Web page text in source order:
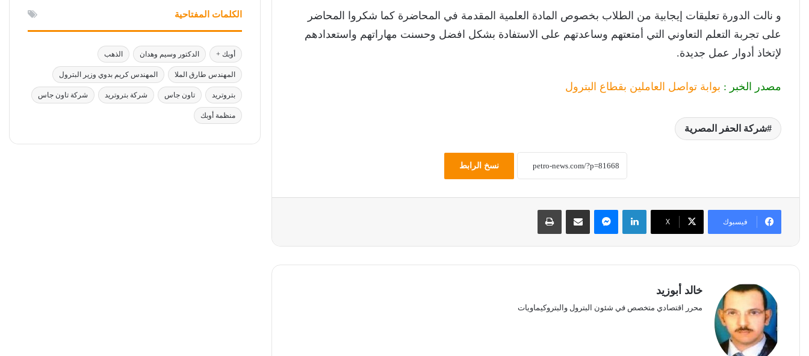
و نالت الدورة تعليقات إيجابية من الطلاب بخصوص المادة العلمية المقدمة في المحاضرة كما شكروا المحاضر
على تجربة التعلم التعاوني التي أمتعتهم وساعدتهم على الاستفادة بشكل افضل وحسنت مهاراتهم واستعدادهم
لإتخاذ أدوار عمل جديدة.
مصدر الخبر : بوابة تواصل العاملين بقطاع البترول
شركة الحفر المصرية
نسخ الرابط
فيسبوك ‫X
لينكدإن ماسنجر مشاركة عبر البريد طباعة
خالد أبوزيد
محرر اقتصادي متخصص في شئون البترول والبتروكيماويات
الكلمات المفتاحية
أوبك + الدكتور وسيم وهدان الذهب
المهندس طارق الملا المهندس كريم بدوي وزير البترول
بتروتريد تاون جاس شركة بتروتريد شركة تاون جاس
منظمة أوبك